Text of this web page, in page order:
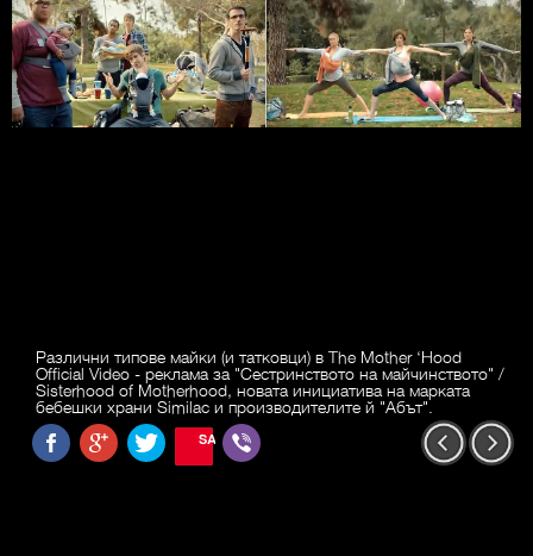
Различни типове майки (и татковци) в The Mother ‘Hood
Official Video - реклама за "Сестринството на майчинството" /
Sisterhood of Motherhood, новата инициатива на марката
бебешки храни Similac и производителите й "Абът".
SAVE